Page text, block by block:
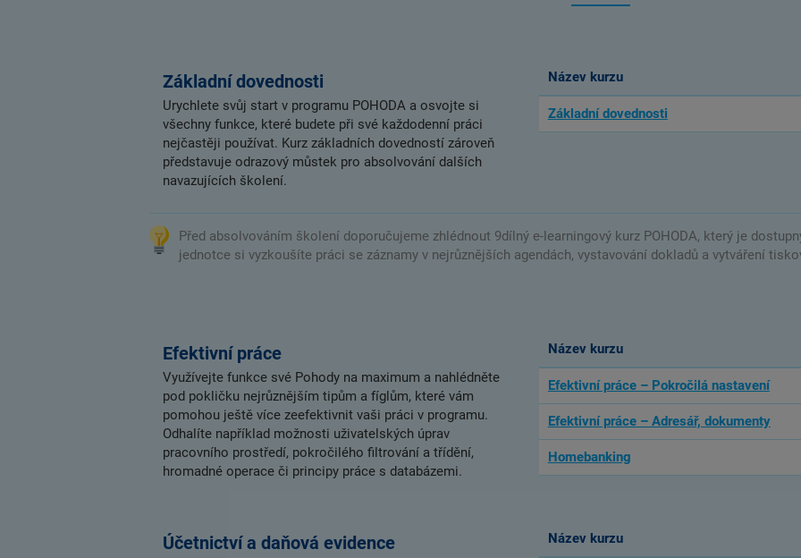
Základní dovednosti
Urychlete svůj start v programu POHODA a osvojte si
všechny funkce, které budete při své každodenní práci
nejčastěji používat. Kurz základních dovedností zároveň
představuje odrazový můstek pro absolvování dalších
navazujících školení.
Název kurzu
Základní dovednosti
Před absolvováním školení doporučujeme zhlédnout 9dílný e-learningový kurz POHODA, který je
jednotce si vyzkoušíte práci se záznamy v nejrůznějších agendách, vystavování dokladů a vytváření
Efektivní práce
Využívejte funkce své Pohody na maximum a nahlédněte
pod pokličku nejrůznějším tipům a fíglům, které vám
pomohou ještě více zeefektivnit vaši práci v programu.
Odhalíte například možnosti uživatelských úprav
pracovního prostředí, pokročilého filtrování a třídění,
hromadné operace či principy práce s databázemi.
Název kurzu
Efektivní práce – Pokročilá nastavení
Efektivní práce – Adresář, dokumenty
Homebanking
Účetnictví a daňová evidence Název kurzu